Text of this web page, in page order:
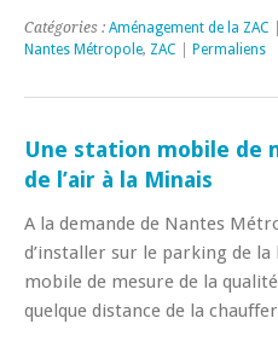
Catégories : Aménagement de la ZAC
Nantes Métropole, ZAC Permaliens
Une station mobile de
de l’air à la Minais
A la demande de Nantes
d’installer sur le parking de
mobile de mesure de la
quelque distance de la